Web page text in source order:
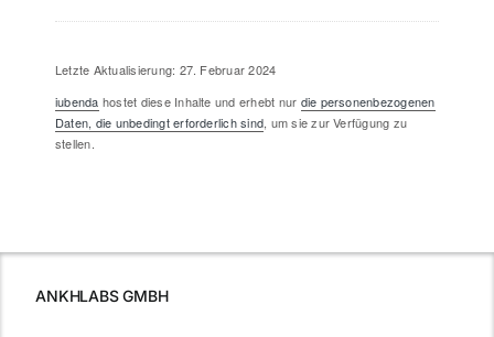
Letzte Aktualisierung: 27. Februar 2024
iubenda hostet diese Inhalte und erhebt nur die personenbezogenen
Daten, die unbedingt erforderlich sind , um sie zur Verfügung zu
stellen.
ANKHLABS GMBH